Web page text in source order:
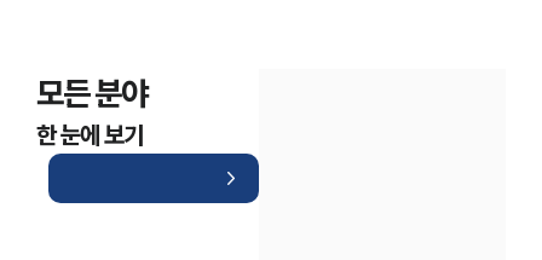
모든 분야
한 눈에 보기